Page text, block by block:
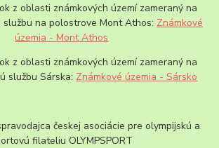
z oblasti známkových území zameraný na
na polostrove Mont Athos: Známkové
územia - Mont Athos
z oblasti známkových území zameraný na
službu Sárska: Známkové územia - Sársko
českej asociácie pre olympijskú a
filateliu OLYMPSPORT